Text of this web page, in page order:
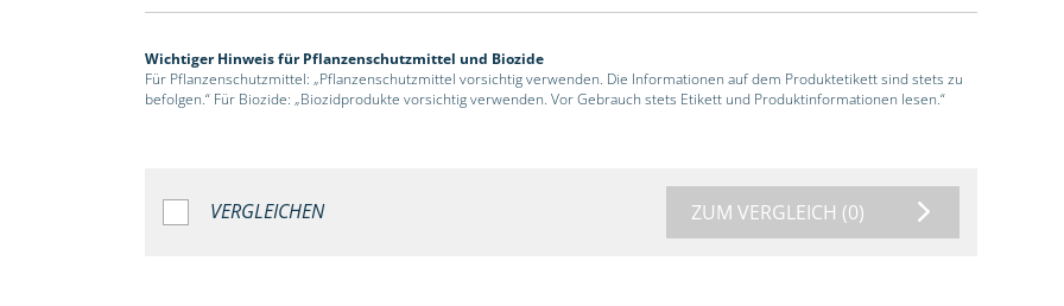
Wichtiger Hinweis für Pflanzenschutzmittel und Biozide
Für Pflanzenschutzmittel: „Pflanzenschutzmittel vorsichtig verwenden. Die Informationen auf dem Produktetikett sind stets zu
befolgen.“ Für Biozide: „Biozidprodukte vorsichtig verwenden. Vor Gebrauch stets Etikett und Produktinformationen lesen.“
VERGLEICHEN ZUM VERGLEICH (0)